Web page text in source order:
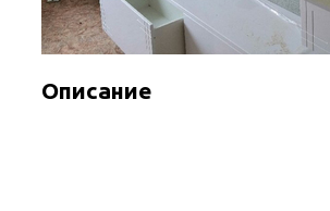
Описание